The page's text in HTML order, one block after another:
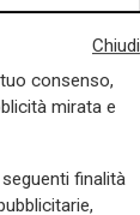
Chiudi
consenso,
mirata e
finalità